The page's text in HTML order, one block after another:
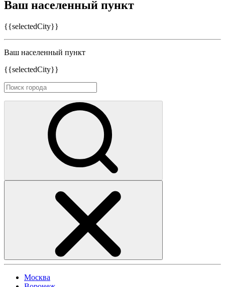
Ваш населенный пункт
{{selectedCity}}
Ваш населенный пункт
{{selectedCity}}
Москва